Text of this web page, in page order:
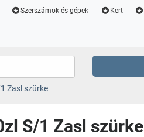
Szerszámok és gépek Kert
Zasl szürke
S/1 Zasl szürke